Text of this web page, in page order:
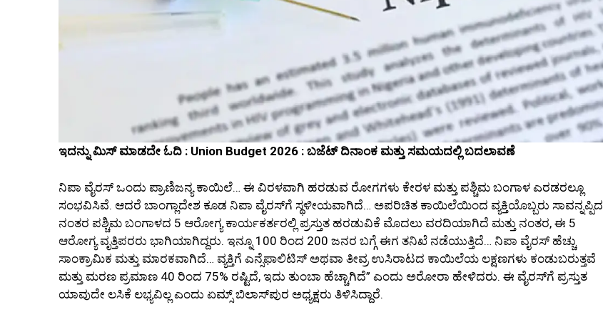
ಇದನ್ನು ಮಿಸ್‌ ಮಾಡದೇ ಓದಿ : Union Budget 2026 : ಬಜೆಟ್ ದಿನಾಂಕ ಮತ್ತು ಸಮಯದಲ್ಲಿ ಬದಲಾವಣೆ
ನಿಪಾ ವೈರಸ್ ಒಂದು ಪ್ರಾಣಿಜನ್ಯ ಕಾಯಿಲೆ… ಈ ವಿರಳವಾಗಿ ಹರಡುವ ರೋಗಗಳು ಕೇರಳ ಮತ್ತು ಪಶ್ಚಿಮ ಬಂಗಾಳ ಎರಡರಲ್ಲೂ
ಸಂಭವಿಸಿವೆ. ಆದರೆ ಬಾಂಗ್ಲಾದೇಶ ಕೂಡ ನಿಪಾ ವೈರಸ್‌ಗೆ ಸ್ಥಳೀಯವಾಗಿದೆ… ಅಪರಿಚಿತ ಕಾಯಿಲೆಯಿಂದ ವ್ಯಕ್ತಿಯೊಬ್ಬರು ಸಾವನ್ನಪ್ಪಿದ
ನಂತರ ಪಶ್ಚಿಮ ಬಂಗಾಳದ 5 ಆರೋಗ್ಯ ಕಾರ್ಯಕರ್ತರಲ್ಲಿ ಪ್ರಸ್ತುತ ಹರಡುವಿಕೆ ಮೊದಲು ವರದಿಯಾಗಿದೆ ಮತ್ತು ನಂತರ, ಈ 5
ಆರೋಗ್ಯ ವೃತ್ತಿಪರರು ಭಾಗಿಯಾಗಿದ್ದರು. ಇನ್ನೂ 100 ರಿಂದ 200 ಜನರ ಬಗ್ಗೆ ಈಗ ತನಿಖೆ ನಡೆಯುತ್ತಿದೆ… ನಿಪಾ ವೈರಸ್ ಹೆಚ್ಚು
ಸಾಂಕ್ರಾಮಿಕ ಮತ್ತು ಮಾರಕವಾಗಿದೆ… ವ್ಯಕ್ತಿಗೆ ಎನ್ಸೆಫಾಲಿಟಿಸ್ ಅಥವಾ ತೀವ್ರ ಉಸಿರಾಟದ ಕಾಯಿಲೆಯ ಲಕ್ಷಣಗಳು ಕಂಡುಬರುತ್ತವೆ
ಮತ್ತು ಮರಣ ಪ್ರಮಾಣ 40 ರಿಂದ 75% ರಷ್ಟಿದೆ, ಇದು ತುಂಬಾ ಹೆಚ್ಚಾಗಿದೆ” ಎಂದು ಅರೋರಾ ಹೇಳಿದರು. ಈ ವೈರಸ್‌ಗೆ ಪ್ರಸ್ತುತ
ಯಾವುದೇ ಲಸಿಕೆ ಲಭ್ಯವಿಲ್ಲ ಎಂದು ಏಮ್ಸ್ ಬಿಲಾಸ್‌ಪುರ ಅಧ್ಯಕ್ಷರು ತಿಳಿಸಿದ್ದಾರೆ.